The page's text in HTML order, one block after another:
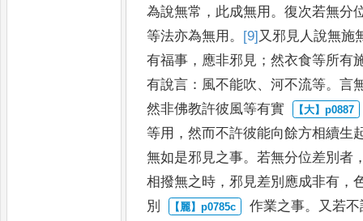
為說無常 ， 此成無用 。復次若無分
等法亦為無用 。 [9]又邪見人說無施
有福事 ， 應非邪見 ；然衣食等所有
有說言 ： 風不能吹、河不流等。言
然非佛教許彼風等有實
等用 ，然而不許彼能向餘方相續生
無如是邪見之事。若無分位差別者
相撥無之時 ，邪見差別應成非有 ，
別
作業之事。 又若